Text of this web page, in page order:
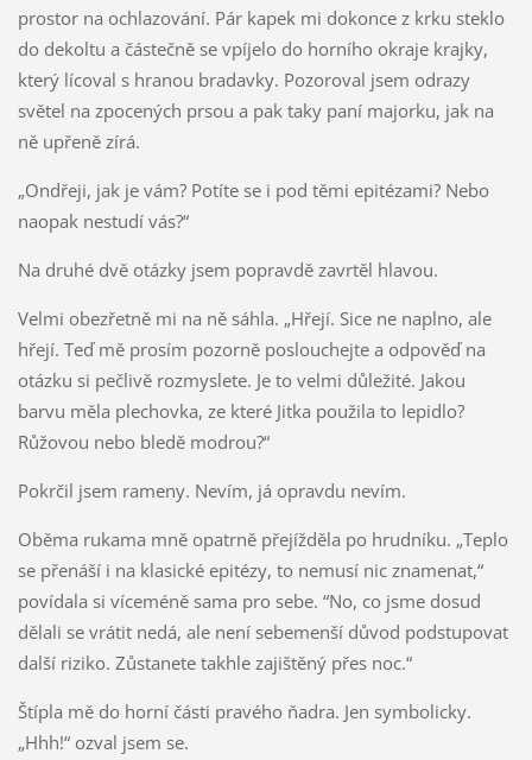
prostor na ochlazování. Pár kapek mi dokonce z krku steklo
do dekoltu a částečně se vpíjelo do horního okraje krajky,
který lícoval s hranou bradavky. Pozoroval jsem odrazy
světel na zpocených prsou a pak taky paní majorku, jak na
ně upřeně zírá.
„Ondřeji, jak je vám? Potíte se i pod těmi epitézami? Nebo
naopak nestudí vás?“
Na druhé dvě otázky jsem popravdě zavrtěl hlavou.
Velmi obezřetně mi na ně sáhla. „Hřejí. Sice ne naplno, ale
hřejí. Teď mě prosím pozorně poslouchejte a odpověď na
otázku si pečlivě rozmyslete. Je to velmi důležité. Jakou
barvu měla plechovka, ze které Jitka použila to lepidlo?
Růžovou nebo bledě modrou?“
Pokrčil jsem rameny. Nevím, já opravdu nevím.
Oběma rukama mně opatrně přejížděla po hrudníku. „Teplo
se přenáší i na klasické epitézy, to nemusí nic znamenat,“
povídala si víceméně sama pro sebe. “No, co jsme dosud
dělali se vrátit nedá, ale není sebemenší důvod podstupovat
další riziko. Zůstanete takhle zajištěný přes noc.“
Štípla mě do horní části pravého ňadra. Jen symbolicky.
„Hhh!“ ozval jsem se.